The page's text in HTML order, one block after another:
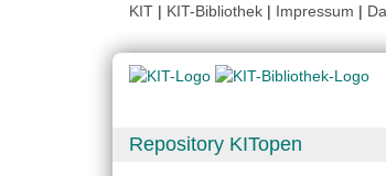
KIT | KIT-Bibliothek | Impressum |
Repository KITopen